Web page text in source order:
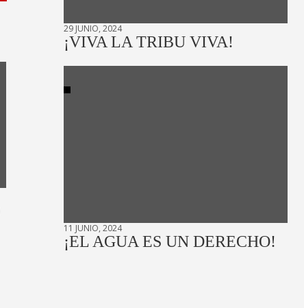
29 JUNIO, 2024
¡VIVA LA TRIBU VIVA!
11 JUNIO, 2024
¡EL AGUA ES UN DERECHO!